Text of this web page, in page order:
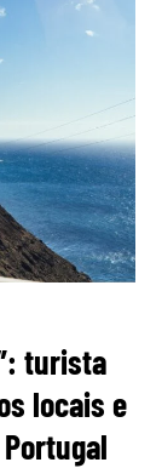
turista
locais e